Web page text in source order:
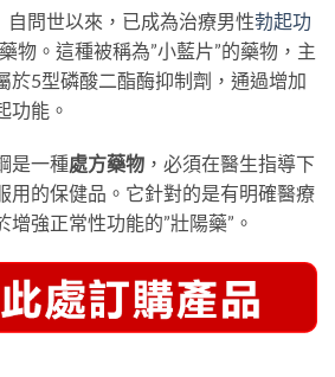
自問世以來，已成為治療男性勃起功
物。這種被稱為”小藍片”的藥物，主
於5型磷酸二酯酶抑制劑，通過增加
功能。
是一種處方藥物 ，必須在醫生指導下
用的保健品。它針對的是有明確醫療
強正常性功能的”壯陽藥”。